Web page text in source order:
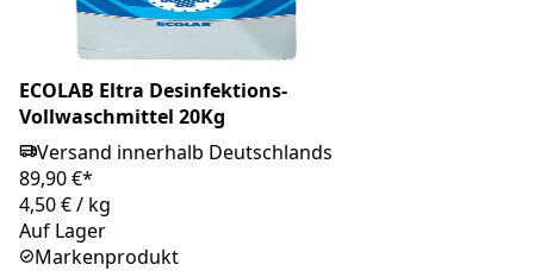
ECOLAB Eltra Desinfektions-
Vollwaschmittel 20Kg
Versand innerhalb Deutschlands
89,90 €*
4,50 €/ kg
Auf Lager
Markenprodukt